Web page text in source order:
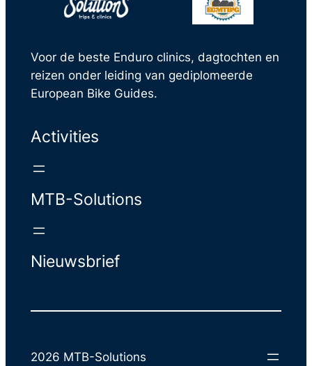
Voor de beste Enduro clinics, dagtochten en
reizen onder leiding van gediplomeerde
European Bike Guides.
Activities
MTB-Solutions
Nieuwsbrief
2026 MTB-Solutions